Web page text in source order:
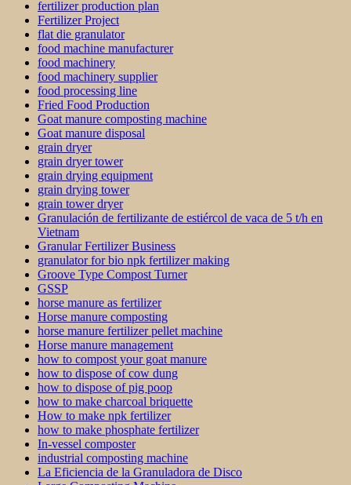
fertilizer production plan
Fertilizer Project
flat die granulator
food machine manufacturer
food machinery
food machinery supplier
food processing line
Fried Food Production
Goat manure composting machine
Goat manure disposal
grain dryer
grain dryer tower
grain drying equipment
grain drying tower
grain tower dryer
Granulación de fertilizante de estiércol de vaca de 5 t/h en
Vietnam
Granular Fertilizer Business
granulator for bio npk fertilizer making
Groove Type Compost Turner
GSSP
horse manure as fertilizer
Horse manure composting
horse manure fertilizer pellet machine
Horse manure management
how to compost your goat manure
how to dispose of cow dung
how to dispose of pig poop
how to make charcoal briquette
How to make npk fertilizer
how to make phosphate fertilizer
In-vessel composter
industrial composting machine
La Eficiencia de la Granuladora de Disco